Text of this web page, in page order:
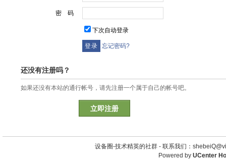
密 码
下次自动登录
忘记密码?
还没有注册吗？
如果还没有本站的通行帐号，请先注册一个属于自己的帐号吧。
立即注册
设备圈-技术精英的社群 - 联系我们：
Powered by UCenter